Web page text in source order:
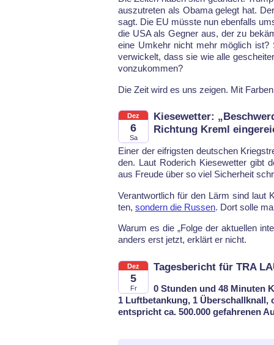
aus­zu­tre­ten als Oba­ma ge­legt hat.
sagt. Die EU müss­te nun eben­falls
die USA als Geg­ner aus, der zu
ei­ne Um­kehr nicht mehr mög­lich ist?
ver­wi­ckelt, dass sie wie al­le
von­zu­kom­men?
Die Zeit wird es uns zei­gen. Mit
Dez
6
Sa
Kiesewetter:
Richtung Kreml
Ei­ner der eif­rigs­ten deut­schen
den. Laut Ro­de­rich Kie­se­wet­ter gibt
aus Freu­de über so viel Si­cher­heit
Verant­wort­lich für den Lärm sind laut
ten, son­dern die Rus­sen. Dort sol­le
Wa­rum es die „Fol­ge der ak­tu­el­len
an­ders erst jetzt, er­klärt er nicht.
Dez
5
Fr
Tagesbericht für TRA
0 Stunden und 48 Minuten
1 Luftbetankung, 1 Überschallknall,
entspricht ca. 500.000 gefahrenen